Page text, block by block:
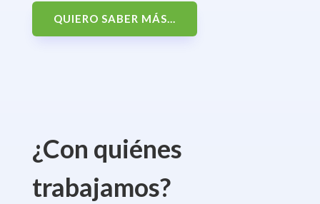
QUIERO SABER MÁS...
¿Con quiénes
trabajamos?